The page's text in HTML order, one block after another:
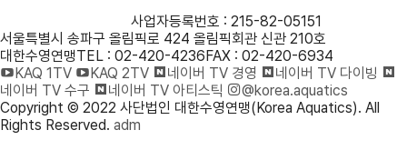
사업자등록번호 : 215-82-05151
서울특별시 송파구 올림픽로 424 올림픽회관 신관 210호
대한수영연맹TEL : 02-420-4236FAX : 02-420-6934
KAQ 1TV
KAQ 2TV 네이버 TV 경영
네이버 TV 다이빙
네이버 TV 수구
네이버 TV 아티스틱
@korea.aquatics
Copyright © 2022 사단법인 대한수영연맹(Korea Aquatics). All
Rights Reserved. adm